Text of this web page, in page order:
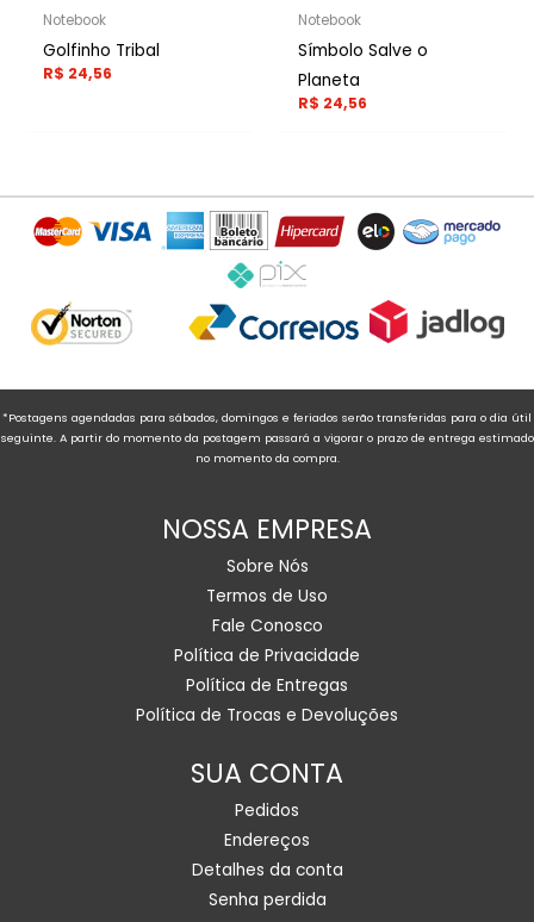
Notebook
Golfinho Tribal
R$ 24,56
Notebook
Símbolo Salve o
Planeta
R$ 24,56
*Postagens agendadas para sábados, domingos e feriados serão transferidas para o dia útil
seguinte. A partir do momento da postagem passará a vigorar o prazo de entrega estimado
no momento da compra.
NOSSA EMPRESA
Sobre Nós
Termos de Uso
Fale Conosco
Política de Privacidade
Política de Entregas
Política de Trocas e Devoluções
SUA CONTA
Pedidos
Endereços
Detalhes da conta
Senha perdida